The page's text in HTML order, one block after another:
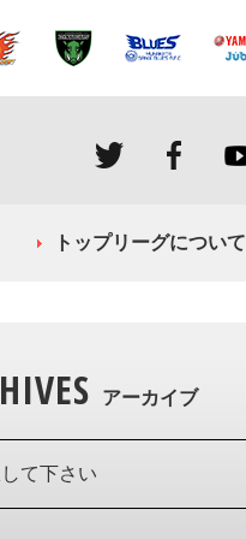
トップリーグについて
アーカイブ
て下さい